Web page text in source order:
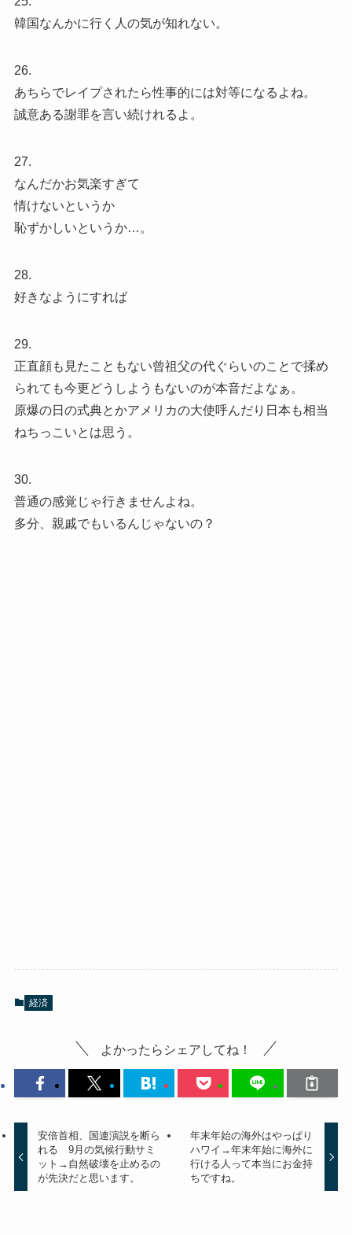
韓国なんかに行く人の気が知れない。
26.
あちらでレイプされたら性事的には対等になるよね。
誠意ある謝罪を言い続けれるよ。
27.
なんだかお気楽すぎて
情けないというか
恥ずかしいというか…。
28.
好きなようにすれば
29.
正直顔も見たこともない曾祖父の代ぐらいのことで揉め
られても今更どうしようもないのが本音だよなぁ。
原爆の日の式典とかアメリカの大使呼んだり日本も相当
ねちっこいとは思う。
30.
普通の感覚じゃ行きませんよね。
多分、親戚でもいるんじゃないの？
経済
よかったらシェアしてね！
安倍首相、国連演説を断ら
れる 9月の気候行動サミ
ット→自然破壊を止めるの
が先決だと思います。
年末年始の海外はやっぱり
ハワイ→年末年始に海外に
行ける人って本当にお金持
ちですね。